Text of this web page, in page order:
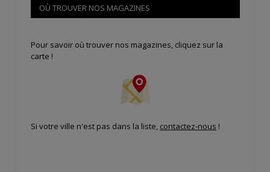
OÙ TROUVER NOS MAGAZINES
Pour savoir où trouver nos magazines, cliquez sur la
carte !
Si votre ville n'est pas dans la liste, contactez-nous !